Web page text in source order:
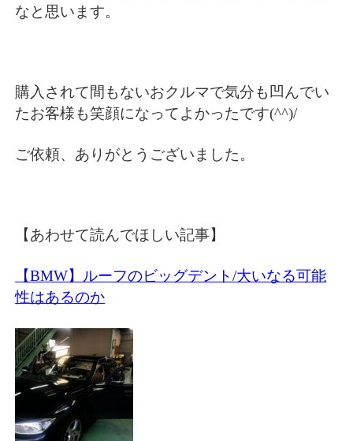
なと思います。
購入されて間もないおクルマで気分も凹んでい
たお客様も笑顔になってよかったです(^^)/
ご依頼、ありがとうございました。
【あわせて読んでほしい記事】
【BMW】ルーフのビッグデント/大いなる可能
性はあるのか